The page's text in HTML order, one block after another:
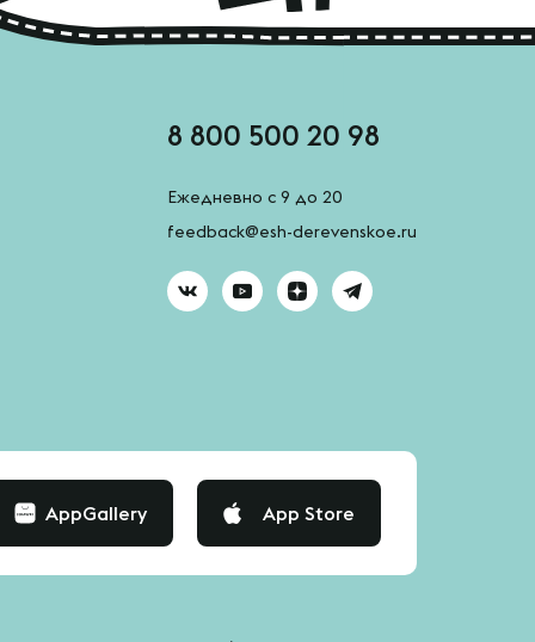
8 800 500 20 98
Ежедневно с 9 до 20
feedback@esh-derevenskoe.ru
AppGallery App Store